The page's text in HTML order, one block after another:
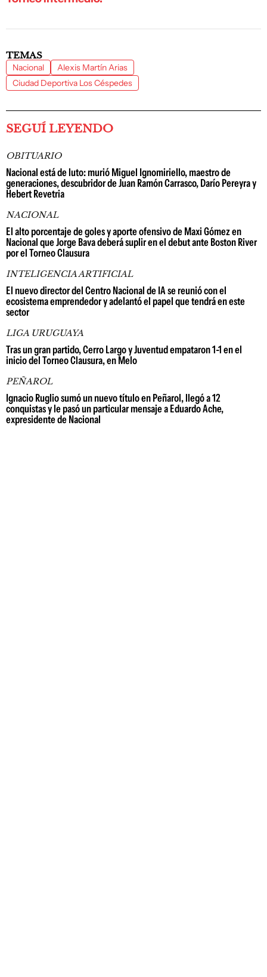
TEMAS
Nacional
Alexis Martín Arias
Ciudad Deportiva Los Céspedes
SEGUÍ LEYENDO
OBITUARIO
Nacional está de luto: murió Miguel Ignomiriello, maestro de
generaciones, descubridor de Juan Ramón Carrasco, Darío Pereyra y
Hebert Revetria
NACIONAL
El alto porcentaje de goles y aporte ofensivo de Maxi Gómez en
Nacional que Jorge Bava deberá suplir en el debut ante Boston River
por el Torneo Clausura
INTELIGENCIA ARTIFICIAL
El nuevo director del Centro Nacional de IA se reunió con el
ecosistema emprendedor y adelantó el papel que tendrá en este
sector
LIGA URUGUAYA
Tras un gran partido, Cerro Largo y Juventud empataron 1-1 en el
inicio del Torneo Clausura, en Melo
PEÑAROL
Ignacio Ruglio sumó un nuevo título en Peñarol, llegó a 12
conquistas y le pasó un particular mensaje a Eduardo Ache,
expresidente de Nacional